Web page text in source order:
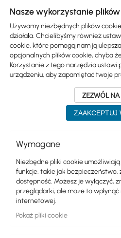
Przejdź
koniec
galerii
Nasze wykorzystanie
Używamy niezbędnych plików
działała. Chcielibyśmy również
cookie, które pomogą nam ją
opcjonalnych plików cookie, chyba
Korzystanie z tego narzędzia ustawi
urządzeniu, aby zapamiętać twoje
ZEZWÓL NA
ZAAKCEPTUJ
Wymagane
Niezbędne pliki cookie
funkcje, takie jak bezpieczeństwo,
dostępność. Możesz je wyłączyć,
przeglądarki, ale może to wpłynąć
internetowej.
Pokaż pliki cookie